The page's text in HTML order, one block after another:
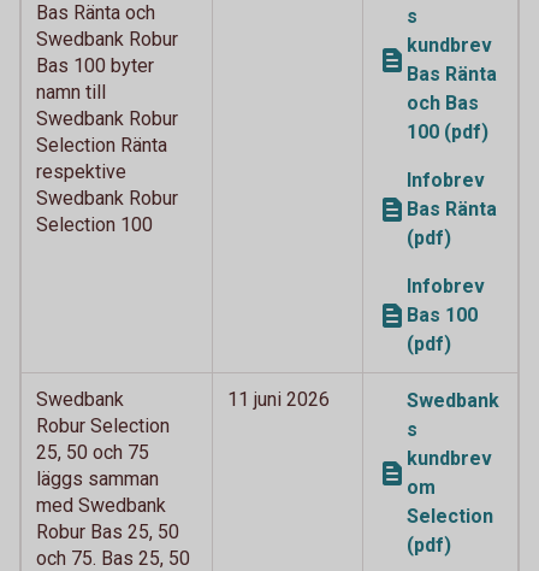
Bas Ränta och
Swedbank Robur
Bas 100 byter
namn till
Swedbank Robur
Selection Ränta
respektive
Swedbank Robur
Selection 100
s
kundbrev
Bas Ränta
och Bas
100 (pdf)
Infobrev
Bas Ränta
(pdf)
Infobrev
Bas 100
(pdf)
Swedbank
Robur Selection
25, 50 och 75
läggs samman
med Swedbank
Robur Bas 25, 50
och 75. Bas 25, 50
11 juni 2026
Swedbank
s
kundbrev
om
Selection
(pdf)